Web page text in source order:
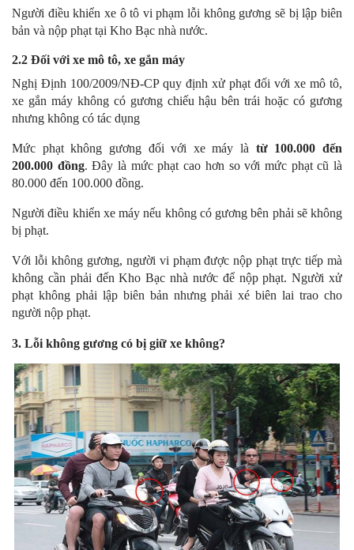
Người điều khiển xe ô tô vi phạm lỗi không gương sẽ bị lập biên
bản và nộp phạt tại Kho Bạc nhà nước.
2.2 Đối với xe mô tô, xe gắn máy
Nghị Định 100/2009/NĐ-CP quy định xử phạt đối với xe mô tô,
xe gắn máy không có gương chiếu hậu bên trái hoặc có gương
nhưng không có tác dụng
Mức phạt không gương đối với xe máy là từ 100.000 đến
200.000 đồng. Đây là mức phạt cao hơn so với mức phạt cũ là
80.000 đến 100.000 đồng.
Người điều khiển xe máy nếu không có gương bên phải sẽ không
bị phạt.
Với lỗi không gương, người vi phạm được nộp phạt trực tiếp mà
không cần phải đến Kho Bạc nhà nước để nộp phạt. Người xử
phạt không phải lập biên bản nhưng phải xé biên lai trao cho
người nộp phạt.
3. Lỗi không gương có bị giữ xe không?